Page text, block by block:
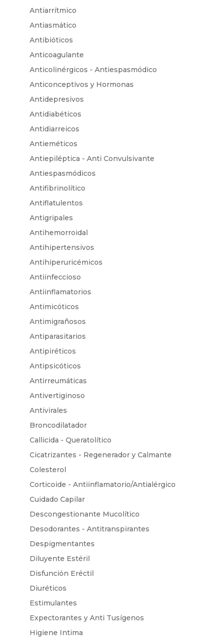
Antiarrítmico
Antiasmático
Antibióticos
Anticoagulante
Anticolinérgicos - Antiespasmódico
Anticonceptivos y Hormonas
Antidepresivos
Antidiabéticos
Antidiarreicos
Antieméticos
Antiepiléptica - Anti Convulsivante
Antiespasmódicos
Antifibrinolítico
Antiflatulentos
Antigripales
Antihemorroidal
Antihipertensivos
Antihiperuricémicos
Antiinfeccioso
Antiinflamatorios
Antimicóticos
Antimigrañosos
Antiparasitarios
Antipiréticos
Antipsicóticos
Antirreumáticas
Antivertiginoso
Antivirales
Broncodilatador
Callicida - Queratolítico
Cicatrizantes - Regenerador y Calmante
Colesterol
Corticoide - Antiinflamatorio/Antialérgico
Cuidado Capilar
Descongestionante Mucolítico
Desodorantes - Antitranspirantes
Despigmentantes
Diluyente Estéril
Disfunción Eréctil
Diuréticos
Estimulantes
Expectorantes y Anti Tusígenos
Higiene Intima